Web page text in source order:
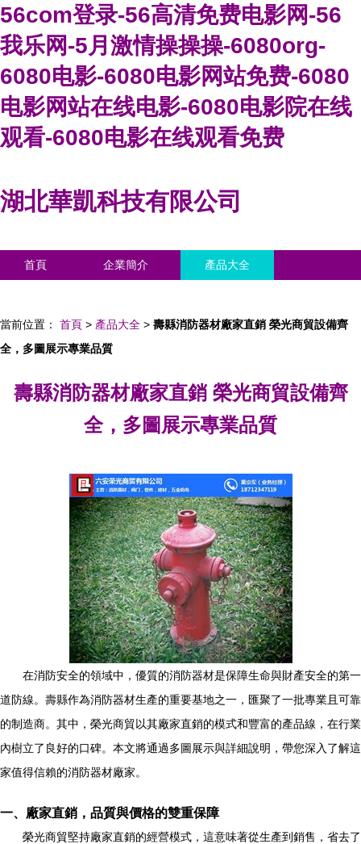
56com登录-56高清免费电影网-56
我乐网-5月激情操操操-6080org-
6080电影-6080电影网站免费-6080
电影网站在线电影-6080电影院在线
观看-6080电影在线观看免费
湖北華凱科技有限公司
首頁 企業簡介 產品大全
當前位置： 首頁 > 產品大全 > 壽縣消防器材廠家直銷 榮光商貿設備齊
全，多圖展示專業品質
壽縣消防器材廠家直銷 榮光商貿設備齊
全，多圖展示專業品質
在消防安全的領域中，優質的消防器材是保障生命與財產安全的第一
道防線。壽縣作為消防器材生產的重要基地之一，匯聚了一批專業且可靠
的制造商。其中，榮光商貿以其廠家直銷的模式和豐富的產品線，在行業
內樹立了良好的口碑。本文將通過多圖展示與詳細說明，帶您深入了解這
家值得信賴的消防器材廠家。
一、廠家直銷，品質與價格的雙重保障
榮光商貿堅持廠家直銷的經營模式，這意味著從生產到銷售，省去了